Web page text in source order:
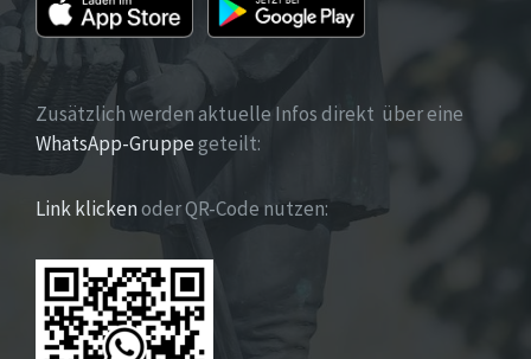
Zusätzlich werden aktuelle Infos direkt über eine
WhatsApp-Gruppegeteilt:
Link klickenoder QR-Code nutzen: